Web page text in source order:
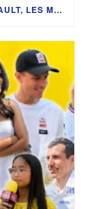
TOUR DE FRANCE 2026 : BERNARD HINAULT, LES MONDIAUX 2027 ET LES COULISSES DU CONTRE-LA-MONTRE ENTRE ÉVIAN-LES-BAINS ET THONON-LES-BAINS